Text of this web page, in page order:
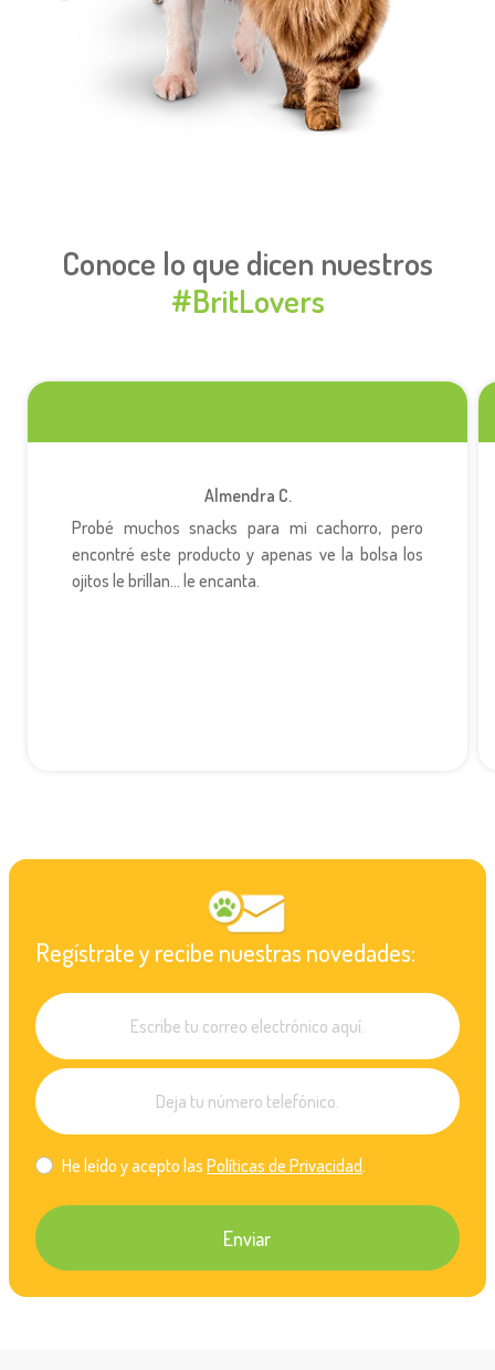
Conoce lo que dicen nuestros
#BritLovers
Almendra C.
Probé muchos snacks para mi cachorro, pero
encontré este producto y apenas ve la bolsa los
ojitos le brillan... le encanta.
Regístrate y recibe nuestras novedades:
He leído y acepto las Políticas de Privacidad.
Enviar